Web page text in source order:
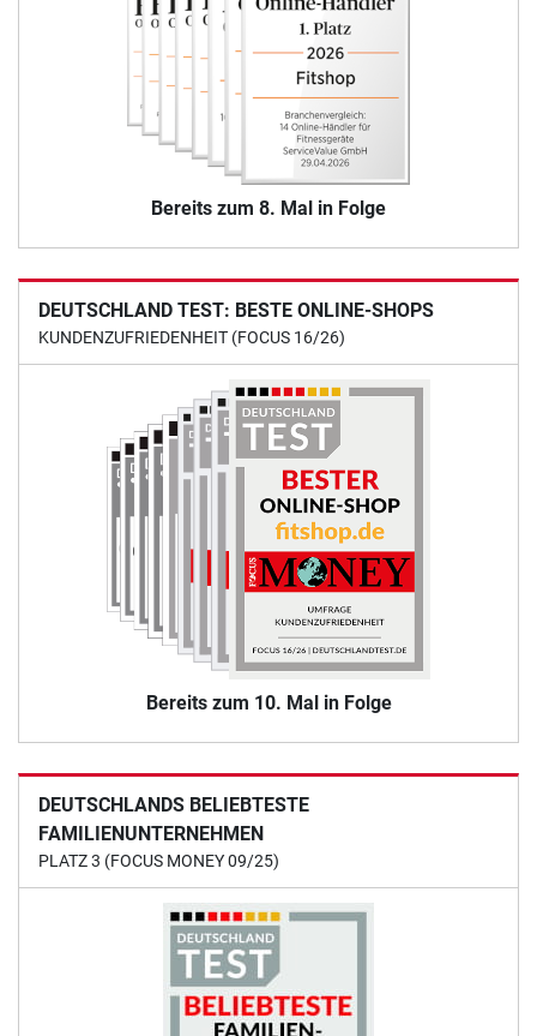
Bereits zum 8. Mal in Folge
DEUTSCHLAND TEST: BESTE ONLINE-SHOPS
KUNDENZUFRIEDENHEIT (FOCUS 16/26)
Bereits zum 10. Mal in Folge
DEUTSCHLANDS BELIEBTESTE
FAMILIENUNTERNEHMEN
PLATZ 3 (FOCUS MONEY 09/25)